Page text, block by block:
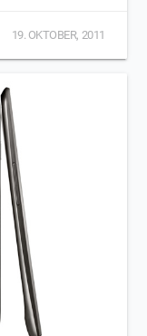
19. OKTOBER, 2011